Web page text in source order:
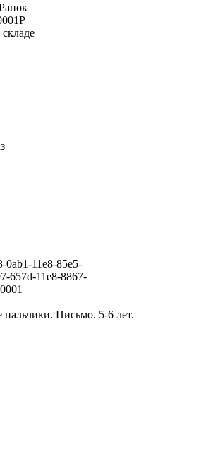
0ab1-11e8-85e5-
657d-11e8-8867-
Письмо. 5-6 лет.